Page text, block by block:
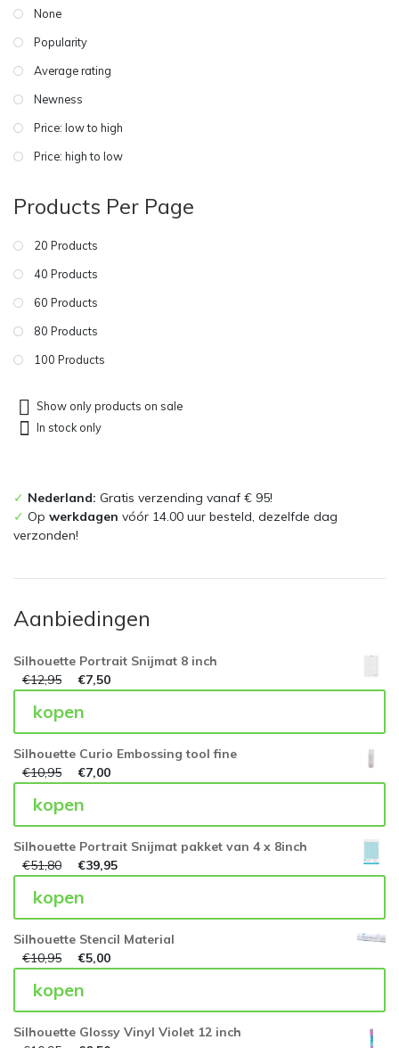
None
Popularity
Average rating
Newness
Price: low to high
Price: high to low
Products Per Page
20 Products
40 Products
60 Products
80 Products
100 Products
Show only products on sale
In stock only
✓ Nederland: Gratis verzending vanaf € 95!
✓ Op werkdagen vóór 14.00 uur besteld, dezelfde dag
verzonden!
Aanbiedingen
Silhouette Portrait Snijmat 8 inch
€12,95 €7,50
kopen
Silhouette Curio Embossing tool fine
€10,95 €7,00
kopen
Silhouette Portrait Snijmat pakket van 4 x 8inch
€51,80 €39,95
kopen
Silhouette Stencil Material
€10,95 €5,00
kopen
Silhouette Glossy Vinyl Violet 12 inch